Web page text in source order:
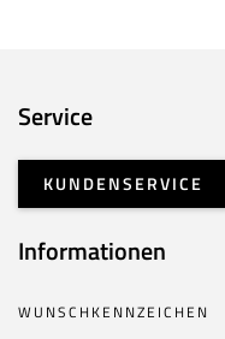
Service
KUNDENSERVICE
Informationen
WUNSCHKENNZEICHEN